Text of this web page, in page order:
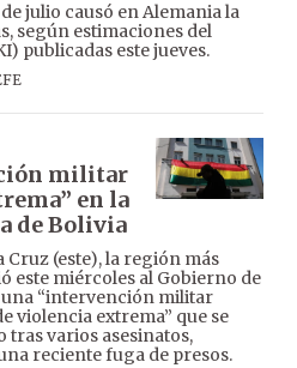
julio causó en Alemania la
según estimaciones del
publicadas este jueves.
militar
en la
de Bolivia
Cruz (este), la región más
este miércoles al Gobierno de
“intervención militar
violencia extrema” que se
tras varios asesinatos,
reciente fuga de presos.